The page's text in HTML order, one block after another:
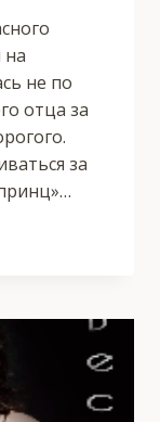
на
не по
отца за
за